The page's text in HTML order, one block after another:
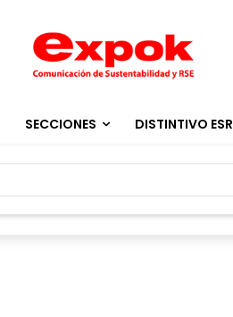
SECCIONES DISTINTIVO ESR